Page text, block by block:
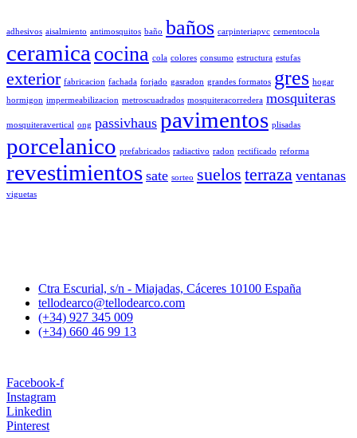
adhesivos aisalmiento antimosquitos baño baños carpinteriapvc cementocola
ceramica cocina cola colores consumo estructura estufas
exterior fabricacion fachada forjado gasradon grandes formatos gres hogar
hormigon impermeabilizacion metroscuadrados mosquiteracorredera mosquiteras
mosquiteravertical ong passivhaus pavimentos plisadas
porcelanico prefabricados radiactivo radon rectificado reforma
revestimientos sate sorteo suelos terraza ventanas
viguetas
Ctra Escurial, s/n - Miajadas, Cáceres 10100 España
tellodearco@tellodearco.com
(+34) 927 345 009
(+34) 660 46 99 13
Facebook-f
Instagram
Linkedin
Pinterest